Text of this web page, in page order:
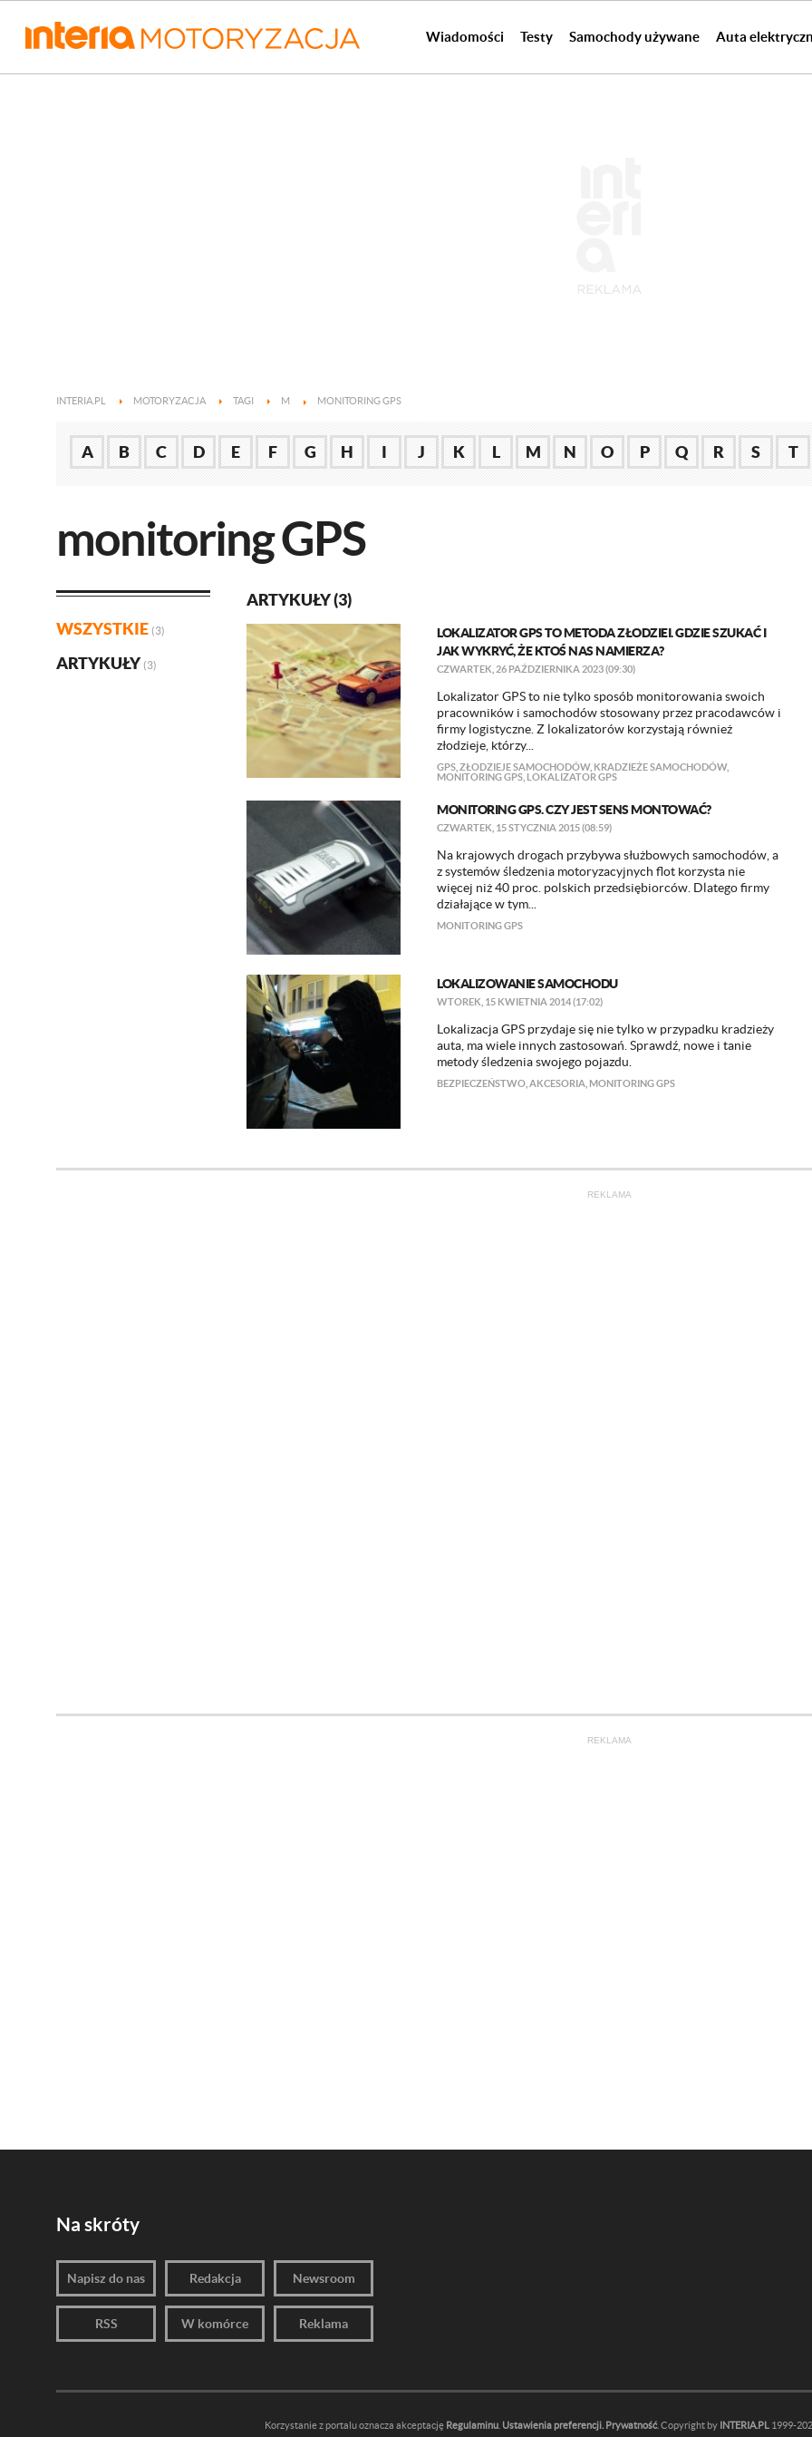
Wiadomości Testy Samochody używane Auta
INTERIA.PL MOTORYZACJA TAGI M MONITORING GPS
A B C D E F G H I J K L M N O P Q R S T
monitoring GPS
WSZYSTKIE (3)
ARTYKUŁY (3)
ARTYKUŁY (3)
LOKALIZATOR GPS TO METODA ZŁODZIEI. GDZIE SZUKAĆ I
JAK WYKRYĆ, ŻE KTOŚ NAS NAMIERZA?
CZWARTEK, 26 PAŹDZIERNIKA 2023 (09:30)
Lokalizator GPS to nie tylko sposób monitorowania swoich
pracowników i samochodów stosowany przez pracodawców i
firmy logistyczne. Z lokalizatorów korzystają również
złodzieje, którzy...
GPS ZŁODZIEJE SAMOCHODÓW, KRADZIEŻE SAMOCHODÓW,
MONITORING GPS LOKALIZATOR GPS
MONITORING GPS. CZY JEST SENS MONTOWAĆ?
CZWARTEK, 15 STYCZNIA 2015 (08:59)
​Na krajowych drogach przybywa służbowych samochodów, a
z systemów śledzenia motoryzacyjnych flot korzysta nie
więcej niż 40 proc. polskich przedsiębiorców. Dlatego firmy
działające w tym...
MONITORING GPS
LOKALIZOWANIE SAMOCHODU
WTOREK, 15 KWIETNIA 2014 (17:02)
Lokalizacja GPS przydaje się nie tylko w przypadku kradzieży
auta, ma wiele innych zastosowań. Sprawdź, nowe i tanie
metody śledzenia swojego pojazdu.
BEZPIECZEŃSTWO AKCESORIA MONITORING GPS
REKLAMA
REKLAMA
Na skróty
Napisz do nas Redakcja Newsroom
RSS W komórce Reklama
Korzystanie z portalu oznacza akceptację Regulaminu Ustawienia preferencji. Prywatność. Copyright by INTERIA.PL 1999-